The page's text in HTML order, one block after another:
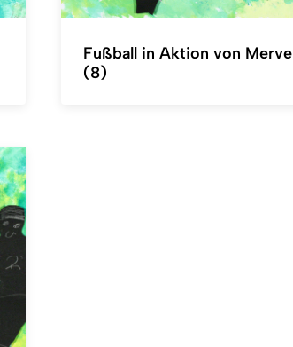
Fußball in Aktion von Merve
(8)